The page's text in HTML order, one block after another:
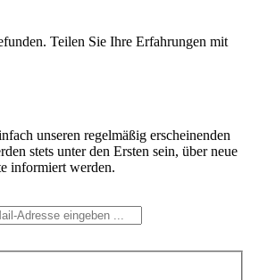
Teilen Sie Ihre Erfahrungen mit
unseren regelmäßig erscheinenden
stets unter den Ersten sein, über neue
informiert werden.